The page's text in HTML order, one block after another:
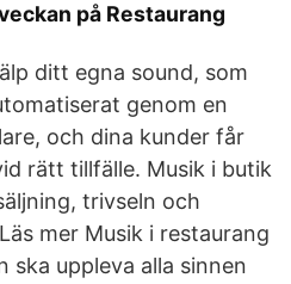
på Restaurang
ditt egna sound, som
genom en
och dina kunder får
rätt tillfälle. Musik i butik
trivseln och
mer Musik i restaurang
ska uppleva alla sinnen